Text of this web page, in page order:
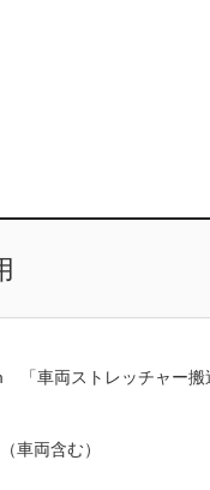
車両ストレッチャー搬
車両含む）